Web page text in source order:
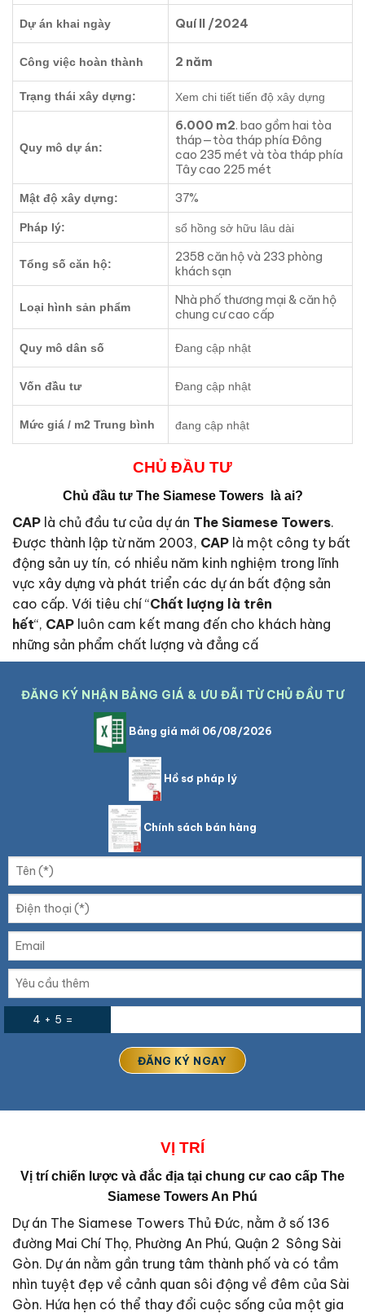
Dự án khai ngày Quí II /2024
Công việc hoàn thành 2 năm
Trạng thái xây dựng: Xem chi tiết tiến độ xây dựng
Quy mô dự án:
6.000 m2. bao gồm hai tòa
tháp—tòa tháp phía Đông
cao 235 mét và tòa tháp phía
Tây cao 225 mét
Mật độ xây dựng: 37%
Pháp lý: sổ hồng sở hữu lâu dài
Tổng số căn hộ:
2358 căn hộ và 233 phòng
khách sạn
Loại hình sản phẩm
Nhà phố thương mại & căn hộ
chung cư cao cấp
Quy mô dân số Đang cập nhật
Vốn đầu tư Đang cập nhật
Mức giá / m2 Trung bình đang cập nhật
CHỦ ĐẦU TƯ
Chủ đầu tư The Siamese Towers là ai?
CAP là chủ đầu tư của dự án The Siamese Towers.
Được thành lập từ năm 2003, CAP là một công ty bất
động sản uy tín, có nhiều năm kinh nghiệm trong lĩnh
vực xây dựng và phát triển các dự án bất động sản
cao cấp. Với tiêu chí “Chất lượng là trên
hết“, CAP luôn cam kết mang đến cho khách hàng
những sản phẩm chất lượng và đẳng cấ
ĐĂNG KÝ NHẬN BẢNG GIÁ & ƯU ĐÃI TỪ CHỦ ĐẦU TƯ
Bảng giá mới 06/08/2026
Hồ sơ pháp lý
Chính sách bán hàng
4 + 5 =
VỊ TRÍ
Vị trí chiến lược và đắc địa tại chung cư cao cấp The
Siamese Towers An Phú
Dự án The Siamese Towers Thủ Đức, nằm ở số 136
đường Mai Chí Thọ, Phường An Phú, Quận 2 Sông Sài
Gòn. Dự án nằm gần trung tâm thành phố và có tầm
nhìn tuyệt đẹp về cảnh quan sôi động về đêm của Sài
Gòn. Hứa hẹn có thể thay đổi cuộc sống của một gia